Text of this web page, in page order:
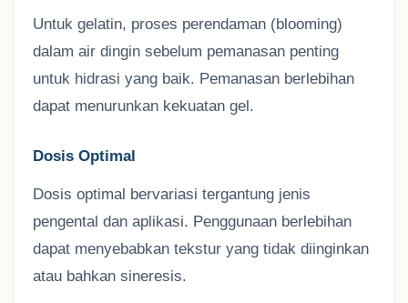
Untuk gelatin, proses perendaman (blooming)
dalam air dingin sebelum pemanasan penting
untuk hidrasi yang baik. Pemanasan berlebihan
dapat menurunkan kekuatan gel.
Dosis Optimal
Dosis optimal bervariasi tergantung jenis
pengental dan aplikasi. Penggunaan berlebihan
dapat menyebabkan tekstur yang tidak diinginkan
atau bahkan sineresis.